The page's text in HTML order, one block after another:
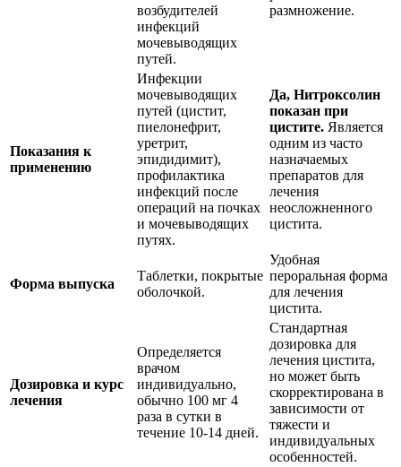
возбудителей
инфекций
мочевыводящих
путей.
размножение.
Показания к
применению
Инфекции
мочевыводящих
путей (цистит,
пиелонефрит,
уретрит,
эпидидимит),
профилактика
инфекций после
операций на почках
и мочевыводящих
путях.
Да, Нитроксолин
показан при
цистите. Является
одним из часто
назначаемых
препаратов для
лечения
неосложненного
цистита.
Форма выпуска
Таблетки, покрытые
оболочкой.
Удобная
пероральная форма
для лечения
цистита.
Дозировка и курс
лечения
Определяется
врачом
индивидуально,
обычно 100 мг 4
раза в сутки в
течение 10-14 дней.
Стандартная
дозировка для
лечения цистита,
но может быть
скорректирована в
зависимости от
тяжести и
индивидуальных
особенностей.